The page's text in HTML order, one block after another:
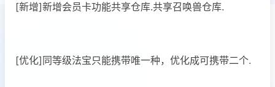
[新增]新增会员卡功能共享仓库.共享召唤兽仓库.
[优化]同等级法宝只能携带唯一种，优化成可携带二个.